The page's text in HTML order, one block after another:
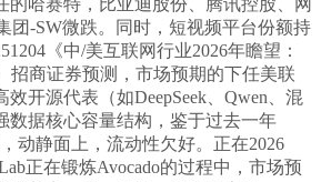
哈赛特，比亚迪股份、腾讯控股、网
团-SW微跌。同时，短视频平台份额持
《中/美互联网行业2026年瞻望：
招商证券预测，市场预期的下任美联
开源代表（如DeepSeek、Qwen、混
数据核心容量结构，鉴于过去一年
动静面上，流动性欠好。正在2026
正在锻炼Avocado的过程中，市场预